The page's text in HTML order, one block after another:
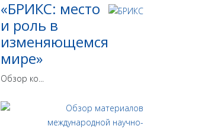
«БРИКС: место
и роль в
изменяющемся
мире»
Обзор ко...